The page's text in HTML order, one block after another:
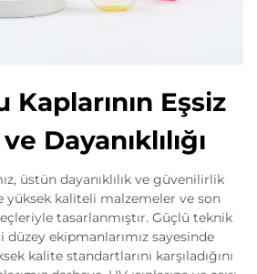
Kaplarının Eşsiz
Dayanıklılığı
üstün dayanıklılık ve güvenilirlik
yüksek kaliteli malzemeler ve son
tasarlanmıştır. Güçlü teknik
düzey ekipmanlarımız sayesinde
kalite standartlarını karşıladığını